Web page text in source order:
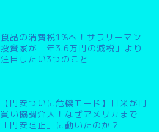
食品の消費税1%へ！サラリーマン
投資家が「年3.6万円の減税」より
注目したい3つのこと
【円安ついに危機モード】日米が円
買い協調介入！なぜアメリカまで
「円安阻止」に動いたのか？